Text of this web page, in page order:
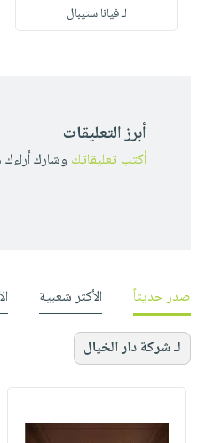
لـ فيانا ستيبال
أبرز التعليقات
أكتب تعليقاتك وشارك أراءك
صدر حديثاً الأكثر شعبية
لـ شركة دار الخيال